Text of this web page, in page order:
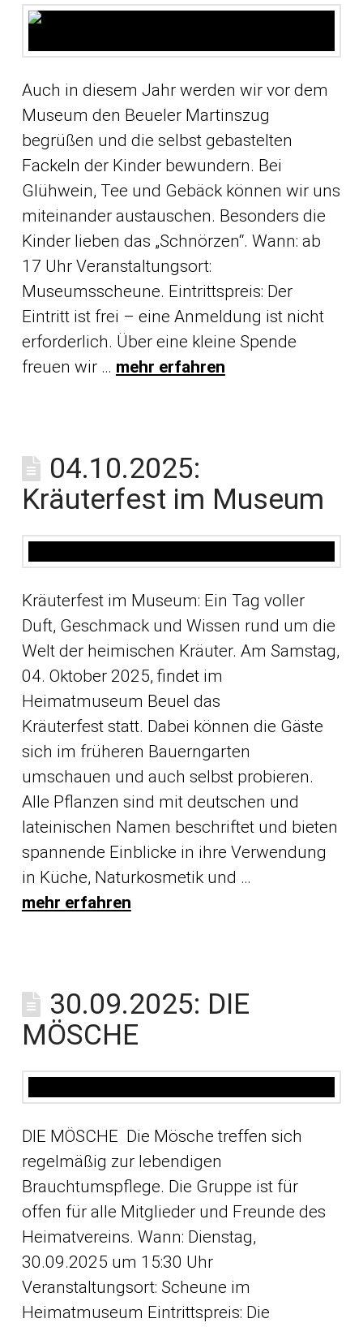
Auch in diesem Jahr werden wir vor dem
Museum den Beueler Martinszug
begrüßen und die selbst gebastelten
Fackeln der Kinder bewundern. Bei
Glühwein, Tee und Gebäck können wir uns
miteinander austauschen. Besonders die
Kinder lieben das „Schnörzen“. Wann: ab
17 Uhr Veranstaltungsort:
Museumsscheune. Eintrittspreis: Der
Eintritt ist frei – eine Anmeldung ist nicht
erforderlich. Über eine kleine Spende
freuen wir … mehr erfahren
04.10.2025:
Kräuterfest im Museum
Kräuterfest im Museum: Ein Tag voller
Duft, Geschmack und Wissen rund um die
Welt der heimischen Kräuter. Am Samstag,
04. Oktober 2025, findet im
Heimatmuseum Beuel das
Kräuterfest statt. Dabei können die Gäste
sich im früheren Bauerngarten
umschauen und auch selbst probieren.
Alle Pflanzen sind mit deutschen und
lateinischen Namen beschriftet und bieten
spannende Einblicke in ihre Verwendung
in Küche, Naturkosmetik und …
mehr erfahren
30.09.2025: DIE
MÖSCHE
DIE MÖSCHE Die Mösche treffen sich
regelmäßig zur lebendigen
Brauchtumspflege. Die Gruppe ist für
offen für alle Mitglieder und Freunde des
Heimatvereins. Wann: Dienstag,
30.09.2025 um 15:30 Uhr
Veranstaltungsort: Scheune im
Heimatmuseum Eintrittspreis: Die